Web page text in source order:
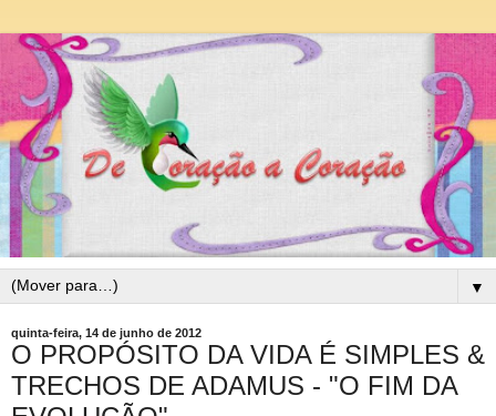
▼
quinta-feira, 14 de junho de 2012
O PROPÓSITO DA VIDA É SIMPLES &
TRECHOS DE ADAMUS - "O FIM DA